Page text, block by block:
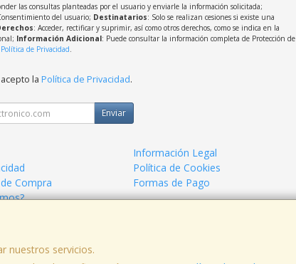
nuestros servicios.
las consultas planteadas por el usuario y enviarle la información solicitada;
del usuario; Destinatarios: Solo se realizan cesiones si existe una
: Acceder, rectificar y suprimir, así como otros derechos, como se indica en la
Información Adicional: Puede consultar la información completa de Protección de
Política de Privacidad.
la Política de Privacidad.
Enviar
Información Legal
Política de Cookies
Compra
Formas de Pago